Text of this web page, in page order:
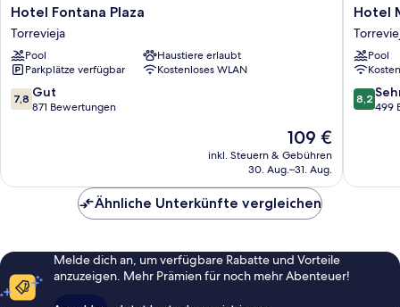
Hotel
Fontana
Plaza
Torrevieja
Hotel Fontana Plaza
Torrevieja
Pool
Haustiere erlaubt
Parkplätze verfügbar
Kostenloses WLAN
7.8
von
7,8 Gut
871 Bewertungen
Der
Preis
beträgt
109 €
inkl. Steuern & Gebühren
30. Aug.–31. Aug.
Hotel
Masa
Hotel
Pool
8.2
von
8,2
499
Ähnliche Unterkünfte vergleichen
Melde dich an, um verfügbare Rabatte und Vorteile
anzuzeigen. Mehr Prämien für noch mehr Abenteuer!